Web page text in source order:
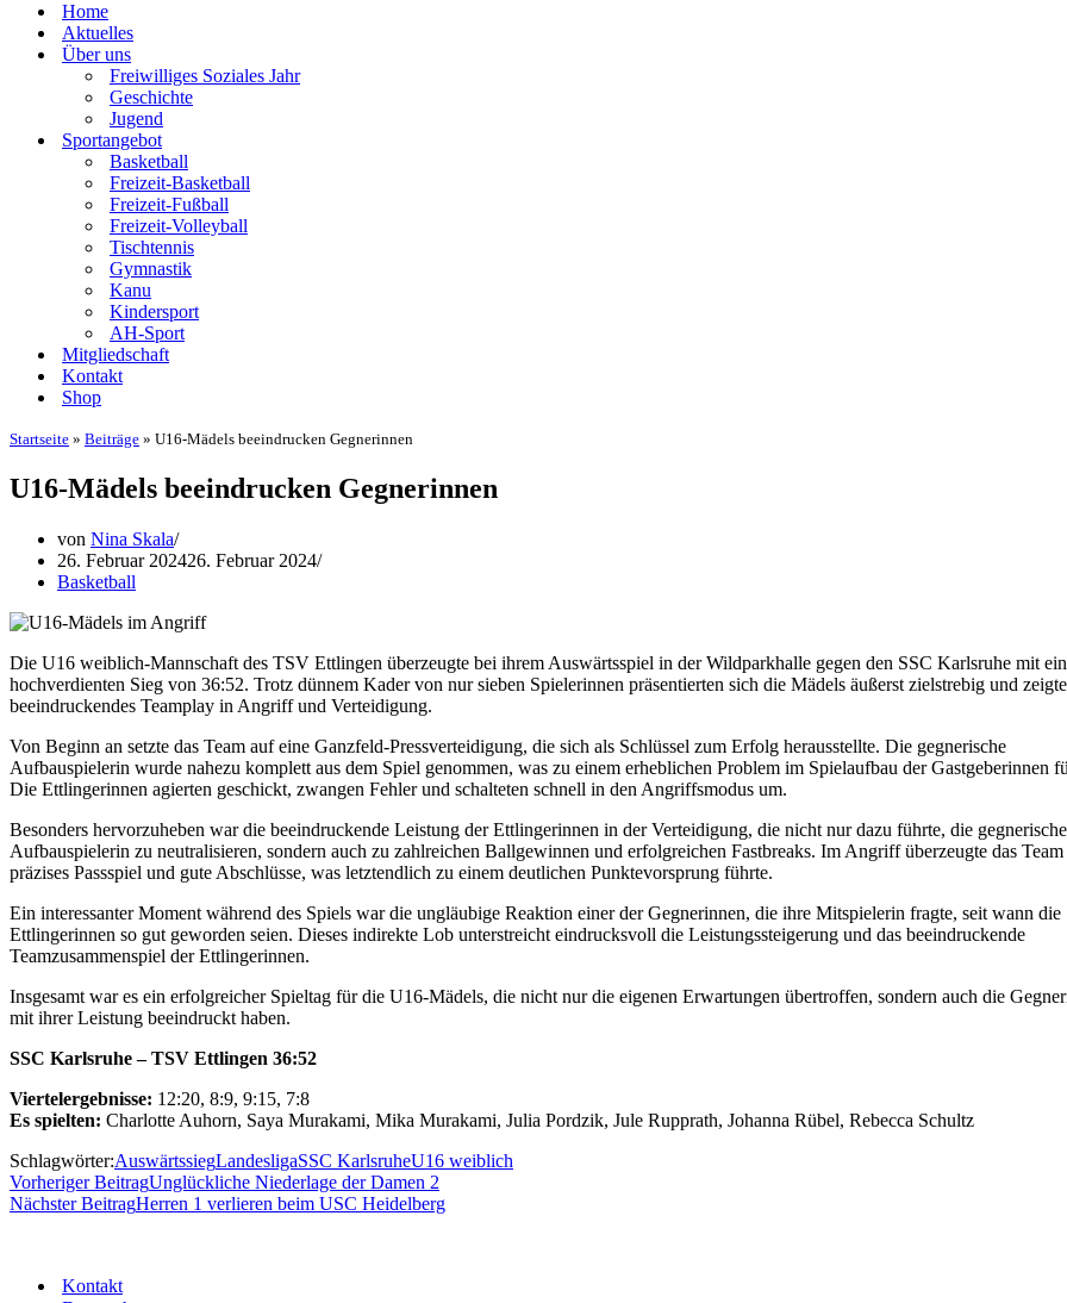
Home
Aktuelles
Über uns
Freiwilliges Soziales Jahr
Geschichte
Jugend
Sportangebot
Basketball
Freizeit-Basketball
Freizeit-Fußball
Freizeit-Volleyball
Tischtennis
Gymnastik
Kanu
Kindersport
AH-Sport
Mitgliedschaft
Kontakt
Shop
Startseite » Beiträge » U16-Mädels beeindrucken Gegnerinnen
U16-Mädels beeindrucken Gegnerinnen
von Nina Skala
26. Februar 202426. Februar 2024
Basketball
Die U16 weiblich-Mannschaft des TSV Ettlingen überzeugte bei ihrem Auswärtsspiel in der Wildparkhalle gegen den SSC Karlsruhe mit
hochverdienten Sieg von 36:52. Trotz dünnem Kader von nur sieben Spielerinnen präsentierten sich die Mädels äußerst zielstrebig und
beeindruckendes Teamplay in Angriff und Verteidigung.
Von Beginn an setzte das Team auf eine Ganzfeld-Pressverteidigung, die sich als Schlüssel zum Erfolg herausstellte. Die gegnerische
Aufbauspielerin wurde nahezu komplett aus dem Spiel genommen, was zu einem erheblichen Problem im Spielaufbau der Gastgeberinnen
Die Ettlingerinnen agierten geschickt, zwangen Fehler und schalteten schnell in den Angriffsmodus um.
Besonders hervorzuheben war die beeindruckende Leistung der Ettlingerinnen in der Verteidigung, die nicht nur dazu führte, die gegnerische
Aufbauspielerin zu neutralisieren, sondern auch zu zahlreichen Ballgewinnen und erfolgreichen Fastbreaks. Im Angriff überzeugte das Team
präzises Passspiel und gute Abschlüsse, was letztendlich zu einem deutlichen Punktevorsprung führte.
Ein interessanter Moment während des Spiels war die ungläubige Reaktion einer der Gegnerinnen, die ihre Mitspielerin fragte, seit wann die
Ettlingerinnen so gut geworden seien. Dieses indirekte Lob unterstreicht eindrucksvoll die Leistungssteigerung und das beeindruckende
Teamzusammenspiel der Ettlingerinnen.
Insgesamt war es ein erfolgreicher Spieltag für die U16-Mädels, die nicht nur die eigenen Erwartungen übertroffen, sondern auch die
mit ihrer Leistung beeindruckt haben.
SSC Karlsruhe – TSV Ettlingen 36:52
Viertelergebnisse: 12:20, 8:9, 9:15, 7:8
Es spielten: Charlotte Auhorn, Saya Murakami, Mika Murakami, Julia Pordzik, Jule Rupprath, Johanna Rübel, Rebecca Schultz
Schlagwörter:AuswärtssiegLandesligaSSC KarlsruheU16 weiblich
Vorheriger BeitragUnglückliche Niederlage der Damen 2
Nächster BeitragHerren 1 verlieren beim USC Heidelberg
Kontakt